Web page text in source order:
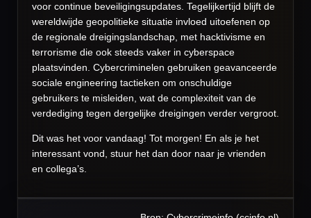
voor continue beveiligingsupdates. Tegelijkertijd blijft de
wereldwijde geopolitieke situatie invloed uitoefenen op
de regionale dreigingslandschap, met hacktivisme en
terrorisme die ook steeds vaker in cyberspace
plaatsvinden. Cybercriminelen gebruiken geavanceerde
sociale engineering tactieken om onschuldige
gebruikers te misleiden, wat de complexiteit van de
verdediging tegen dergelijke dreigingen verder vergroot.
Dit was het voor vandaag! Tot morgen! En als je het
interessant vond, stuur het dan door naar je vrienden
en collega’s.